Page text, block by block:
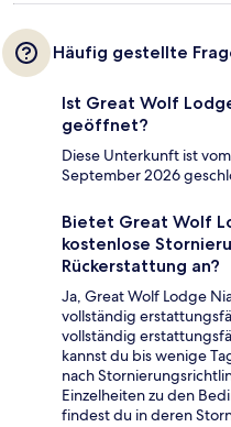
Häufig gestellte
Ist Great Wolf
geöffnet?
Diese Unterkunft ist
September 2026
Bietet Great Wolf
kostenlose
Rückerstattung an?
Ja, Great Wolf Lodge
vollständig
vollständig
kannst du bis wenige
nach
Einzelheiten zu den
findest du in deren